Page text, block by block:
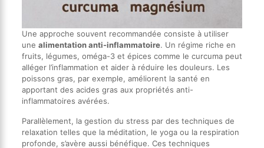
Une approche souvent recommandée consiste à utiliser
une alimentation anti-inflammatoire. Un régime riche en
fruits, légumes, oméga-3 et épices comme le curcuma peut
alléger l’inflammation et aider à réduire les douleurs. Les
poissons gras, par exemple, améliorent la santé en
apportant des acides gras aux propriétés anti-
inflammatoires avérées.
Parallèlement, la gestion du stress par des techniques de
relaxation telles que la méditation, le yoga ou la respiration
profonde, s’avère aussi bénéfique. Ces techniques